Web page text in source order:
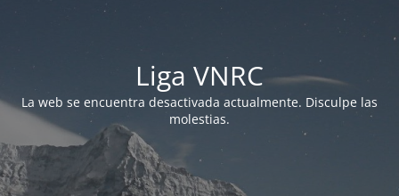
Liga VNRC
La web se encuentra desactivada actualmente. Disculpe las
molestias.